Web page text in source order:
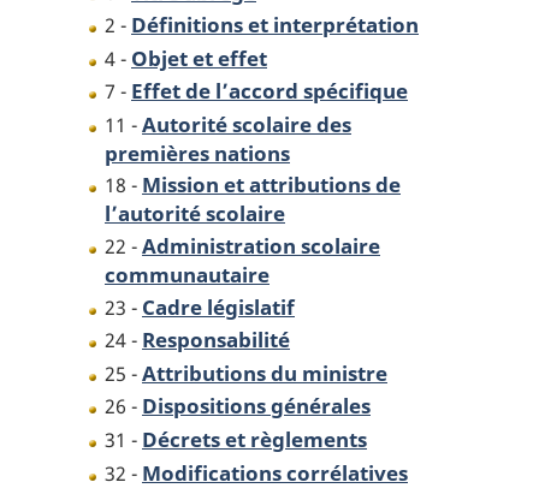
2 - Définitions et interprétation
4 - Objet et effet
7 - Effet de l’accord spécifique
11 -Autorité scolaire des
premières nations
18 - Mission et attributions de
l’autorité scolaire
22 -Administration scolaire
communautaire
23 - Cadre législatif
24 - Responsabilité
25 -Attributions du ministre
26 - Dispositions générales
31 - Décrets et règlements
32 - Modifications corrélatives